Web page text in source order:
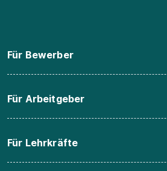
Für Bewerber
Für Arbeitgeber
Für Lehrkräfte